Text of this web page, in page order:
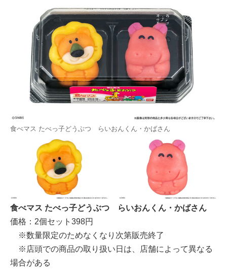
食べマス たべっ子どうぶつ らいおんくん・かばさん
食べマス たべっ子どうぶつ らいおんくん・かばさん
価格：2個セット398円
※数量限定のためなくなり次第販売終了
※店頭での商品の取り扱い日は、店舗によって異なる
場合がある